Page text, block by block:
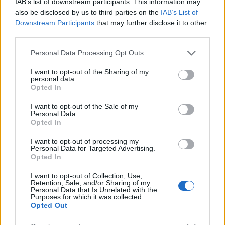
also be disclosed by us to third parties on the IAB’s List of
Downstream Participants that may further disclose it to other
Please note that this website/app uses one or more Google
not limited to your visit or usage behaviour. You may click to
grant or deny consent to Google and its third-party tags to
use your data for below specified purposes in below Google
consent section.
Personal Data Processing Opt Outs
I want to opt-out of the Sharing of my
personal data.
Opted In
I want to opt-out of the Sale of my
Personal Data.
Opted In
I want to opt-out of processing my
Personal Data for Targeted Advertising.
Opted In
I want to opt-out of Collection, Use,
Retention, Sale, and/or Sharing of my
Personal Data that Is Unrelated with the
Purposes for which it was collected.
Opted Out
εκπαιδευτικούς, μια δυνατότητα που έχουν ήδη
χρησιμοποιήσει εκατοντάδες.
Με τη νέα ΚΥΑ που εξέδωσε το υπουργείο Παιδείας
ιδιαίτερη μνεία στη δυνατότητα προσέλευσης και
αποχώρησης των μαθητών προς και από τις
σχολικές μονάδες, σε διαφορετικές ώρες και από
διαφορετικές εισόδους/εξόδους, εφόσον αυτές
υφίστανται, με ευθύνη του Διευθυντή της σχολικής
μονάδας και του Συλλόγου Διδασκόντων, με στόχο
τον περιορισμό συγχρωτισμού των γονέων/
κηδεμόνων.